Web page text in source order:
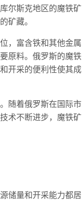
尔斯克地区的魔铁矿
矿藏。
，富含铁和其他金属
原料。俄罗斯的魔铁
开采的便利性使其成
随着俄罗斯在国际市
术不断进步，魔铁矿
储量和开采能力都居